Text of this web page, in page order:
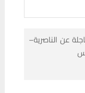
عن الناصرية–